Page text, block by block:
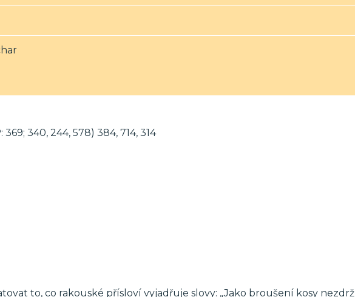
369; 340, 244, 578) 384, 714, 314
to, co rakouské přísloví vyjadřuje slovy: „Jako broušení kosy